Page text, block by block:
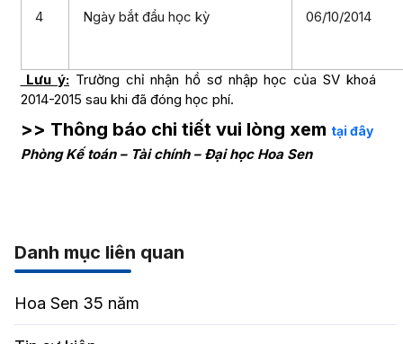
4 Ngày bắt đầu học kỳ 06/10/2014
Lưu ý: Trường chỉ nhận hồ sơ nhập học của SV khoá
2014-2015 sau khi đã đóng học phí.
>> Thông báo chi tiết vui lòng xem tại đây
Phòng Kế toán – Tài chính – Đại học Hoa Sen
Danh mục liên quan
Hoa Sen 35 năm